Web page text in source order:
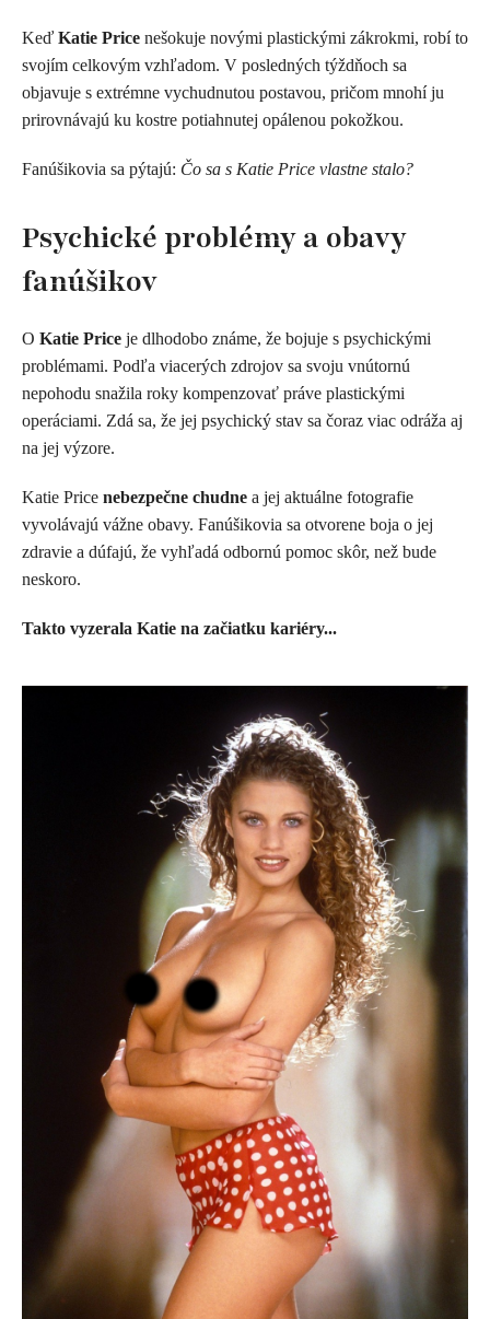
Keď Katie Price nešokuje novými plastickými zákrokmi, robí to
svojím celkovým vzhľadom. V posledných týždňoch sa
objavuje s extrémne vychudnutou postavou, pričom mnohí ju
prirovnávajú ku kostre potiahnutej opálenou pokožkou.
Fanúšikovia sa pýtajú: Čo sa s Katie Price vlastne stalo?
Psychické problémy a obavy
fanúšikov
O Katie Price je dlhodobo známe, že bojuje s psychickými
problémami. Podľa viacerých zdrojov sa svoju vnútornú
nepohodu snažila roky kompenzovať práve plastickými
operáciami. Zdá sa, že jej psychický stav sa čoraz viac odráža aj
na jej výzore.
Katie Price nebezpečne chudne a jej aktuálne fotografie
vyvolávajú vážne obavy. Fanúšikovia sa otvorene boja o jej
zdravie a dúfajú, že vyhľadá odbornú pomoc skôr, než bude
neskoro.
Takto vyzerala Katie na začiatku kariéry...